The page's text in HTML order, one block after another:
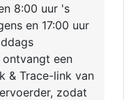
8:00 uur 's
en 17:00 uur
ontvangt een
& Trace-link van
zodat